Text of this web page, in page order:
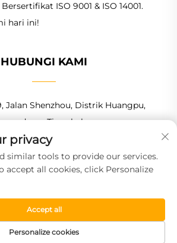
ISO 9001 & ISO 14001.
hari ini!
HUBUNGI KAMI
Jalan Shenzhou, Distrik Huangpu,
Tiongkok
+86 18150601728
[email protected]
Haoyin New Material Technology
dilindungi. Kebijakan Privasi
privacy
similar tools to provide our services.
accept all cookies, click Personalize
Personalize cookies
Accept all